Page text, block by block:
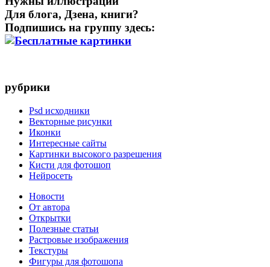
Для блога, Дзена, книги?
Подпишись на группу здесь:
рубрики
Psd исходники
Векторные рисунки
Иконки
Интересные сайты
Картинки высокого разрешения
Кисти для фотошоп
Нейросеть
Новости
От автора
Открытки
Полезные статьи
Растровые изображения
Текстуры
Фигуры для фотошопа